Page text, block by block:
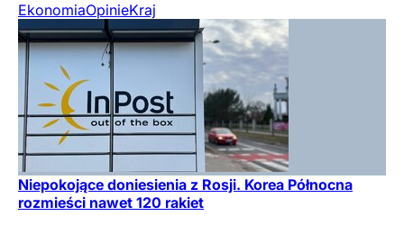
EkonomiaOpinieKraj
Niepokojące doniesienia z Rosji. Korea Północna
rozmieści nawet 120 rakiet